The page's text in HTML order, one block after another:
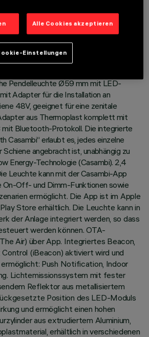
DATEN
Pendelleuchte Ø59 mm mit LED-
Adapter für die Installation an
48V, geeignet für eine zenitale
aus Thermoplast komplett mit
mit Bluetooth-Protokoll. Die integrierte
Casambi“ erlaubt es, jedes einzelne
Schiene angebracht ist, unabhängig zu
Energy-Technologie (Casambi). 2,4
Leuchte kann mit der Casambi-App
On-Off- und Dimm-Funktionen sowie
ermöglicht. Die App ist im Apple
Store erhältlich. Die Leuchte kann in
der Anlage integriert werden, so dass
werden können. OTA-
Air) über App. Integriertes Beacon,
(iBeacon) aktiviert wird und
Push Notification, Indoor
Lichtemissionssystem mit fester
Reflektor aus metallisiertem
Position des LED-Moduls
und ermöglicht einen hohen
aus extrudiertem Aluminium,
erhältlich in verschiedenen
Alle Cookies akzeptieren
Einstellungen